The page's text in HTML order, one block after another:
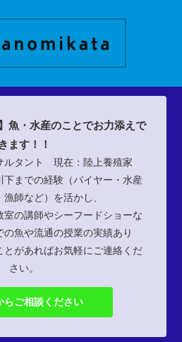
魚・水産のことでお力添えで
きます！！
ルタント 現在：陸上養殖家
下までの経験（バイヤー・水産
師など）を活かし、
室の講師やシーフードショーな
の魚や流通の授業の実績あり
とがあればお気軽にご連絡くだ
さい。
らご相談ください